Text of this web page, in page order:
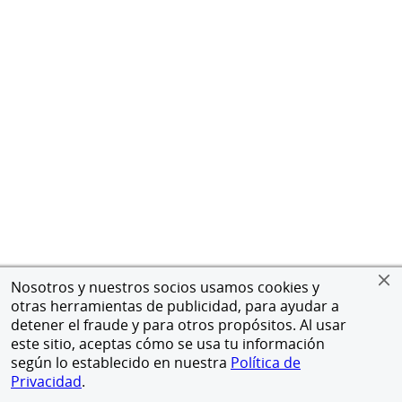
Nosotros y nuestros socios usamos cookies y
otras herramientas de publicidad, para ayudar a
detener el fraude y para otros propósitos. Al usar
este sitio, aceptas cómo se usa tu información
según lo establecido en nuestra Política de
Privacidad.